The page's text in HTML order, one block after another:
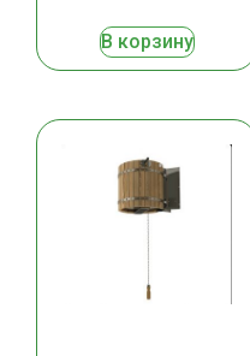
В корзину